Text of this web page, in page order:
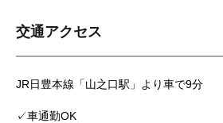
交通アクセス
JR日豊本線「山之口駅」より車で9分
✓車通勤OK